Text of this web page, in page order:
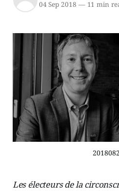
04 Sep 2018 —11 min
Les électeurs de la